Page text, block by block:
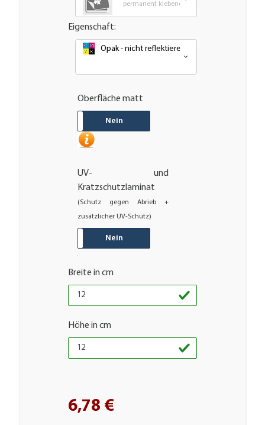
permanent klebende - Outdoor PVC Folie
Eigenschaft:
Opak - nicht reflektierend oder nachleuchtend
Oberfläche matt
Nein
UV- und
Kratzschutzlaminat
(Schutz gegen Abrieb +
zusätzlicher UV-Schutz)
Nein
Breite in cm
Höhe in cm
6,78 €